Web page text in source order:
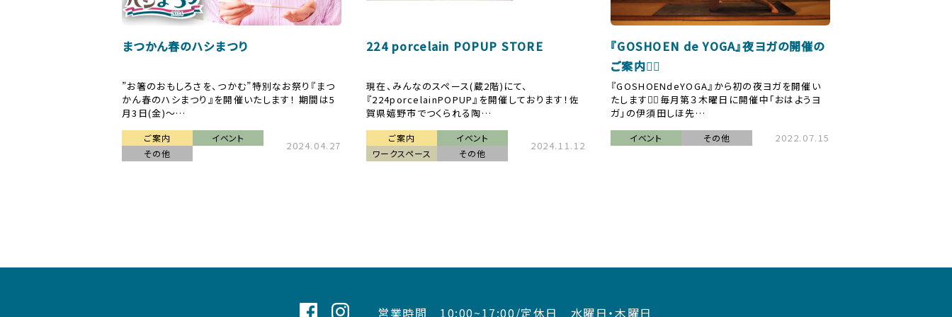
まつかん春のハシまつり
”お箸のおもしろさを、つかむ”特別なお祭り『まつ
かん春のハシまつり』を開催いたします！ 期間は5
月3日(金)〜…
ご案内
イベント
その他
2024.04.27
224 porcelain POPUP STORE
現在、みんなのスペース(蔵2階)にて、
『224porcelainPOPUP』を開催しております！佐
賀県嬉野市でつくられる陶…
ご案内
イベント
ワークスペース
その他
2024.11.12
『GOSHOEN de YOGA』夜ヨガの開催の
ご案内🧘‍♀️
『GOSHOENdeYOGA』から初の夜ヨガを開催い
たします🧘‍♀️毎月第３木曜日に開催中「おはようヨ
ガ」の伊須田しほ先…
イベント その他 2022.07.15
営業時間 10:00~17:00/定休日 水曜日・木曜日